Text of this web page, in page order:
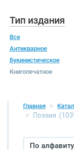
Тип издания
Все
Антикварное
Букинистическое
Книгопечатное
Главная
Поэзия
По